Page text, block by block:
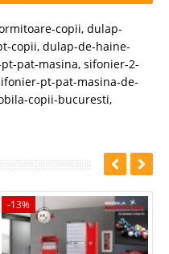
copii, dulap-
copii, dulap-de-haine-
pat-masina, sifonier-2-
pt-pat-masina-de-
copii-bucuresti,
-13%